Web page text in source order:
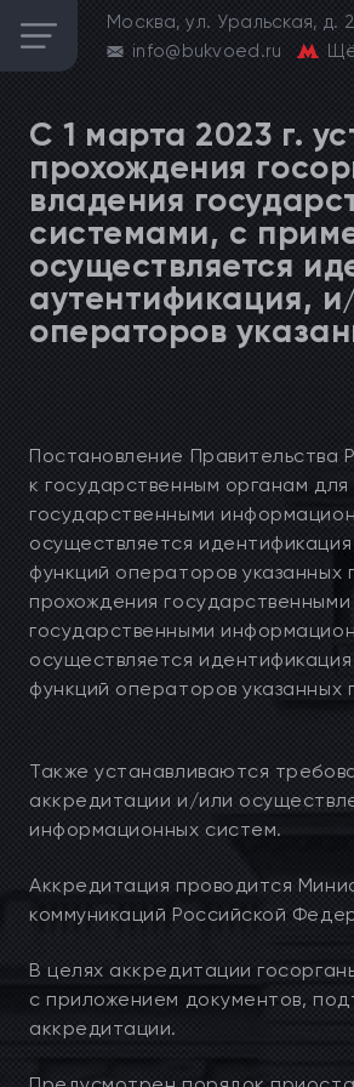
Москва, ул. Уральская, д.
info@bukvoed.ru
С 1 марта 2023 г.
прохождения
владения
системами, с
осуществляется
аутентификация,
операторов
Постановление Правительства
к государственным органам
государственными
осуществляется
функций операторов
прохождения
государственными
осуществляется
функций операторов
Также устанавливаются
аккредитации и/или
информационных систем.
Аккредитация проводится
коммуникаций Российской
В целях аккредитации
с приложением документов,
аккредитации.